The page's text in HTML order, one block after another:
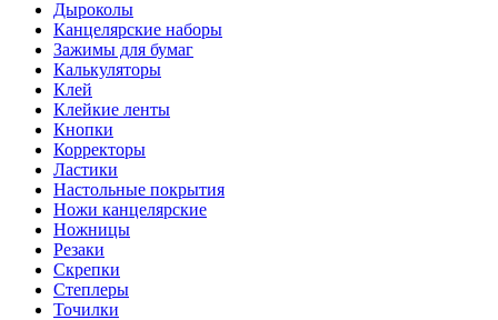
Дыроколы
Канцелярские наборы
Зажимы для бумаг
Калькуляторы
Клей
Клейкие ленты
Кнопки
Корректоры
Ластики
Настольные покрытия
Ножи канцелярские
Ножницы
Резаки
Скрепки
Степлеры
Точилки